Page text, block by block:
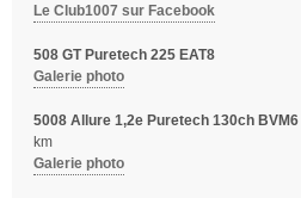
Le Club1007 sur Facebook
508 GT Puretech 225 EAT8
Galerie photo
5008 Allure 1,2e Puretech 130ch BVM6
km
Galerie photo